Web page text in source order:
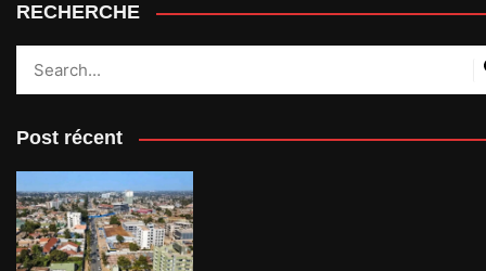
RECHERCHE
Post récent